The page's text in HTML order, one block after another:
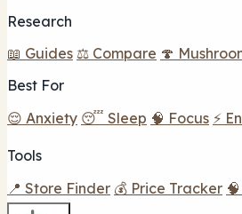
Research
📖 Guides ⚖️ Compare 🍄
Best For
😌 Anxiety 😴 Sleep 🧠 Focus ⚡
Tools
📍 Store Finder 💰 Price Tracker